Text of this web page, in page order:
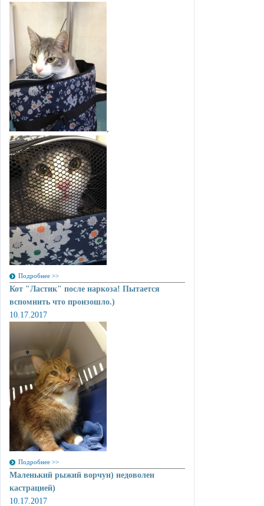
Подробнее >>
Кот "Ластик" после наркоза! Пытается
вспомнить что произошло.)
10.17.2017
Подробнее >>
Маленький рыжий ворчун) недоволен
кастрацией)
10.17.2017